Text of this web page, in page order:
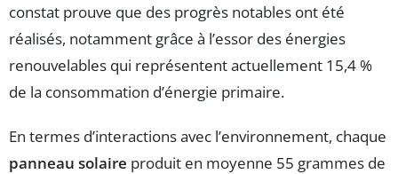
constat prouve que des progrès notables ont été
réalisés, notamment grâce à l’essor des énergies
renouvelables qui représentent actuellement 15,4 %
de la consommation d’énergie primaire.
En termes d’interactions avec l’environnement, chaque
panneau solaire produit en moyenne 55 grammes de